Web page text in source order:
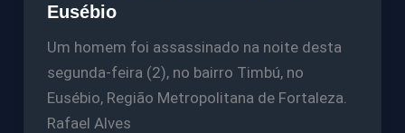
Eusébio
Um homem foi assassinado na noite desta
segunda-feira (2), no bairro Timbú, no
Eusébio, Região Metropolitana de Fortaleza.
Rafael Alves